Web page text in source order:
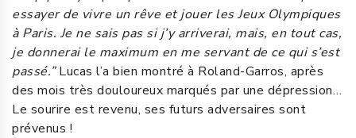
essayer de vivre un rêve et jouer les Jeux Olympiques
à Paris. Je ne sais pas si j’y arriverai, mais, en tout cas,
je donnerai le maximum en me servant de ce qui s’est
passé.”Lucas l’a bien montré à Roland-Garros, après
des mois très douloureux marqués par une dépression…
Le sourire est revenu, ses futurs adversaires sont
prévenus !